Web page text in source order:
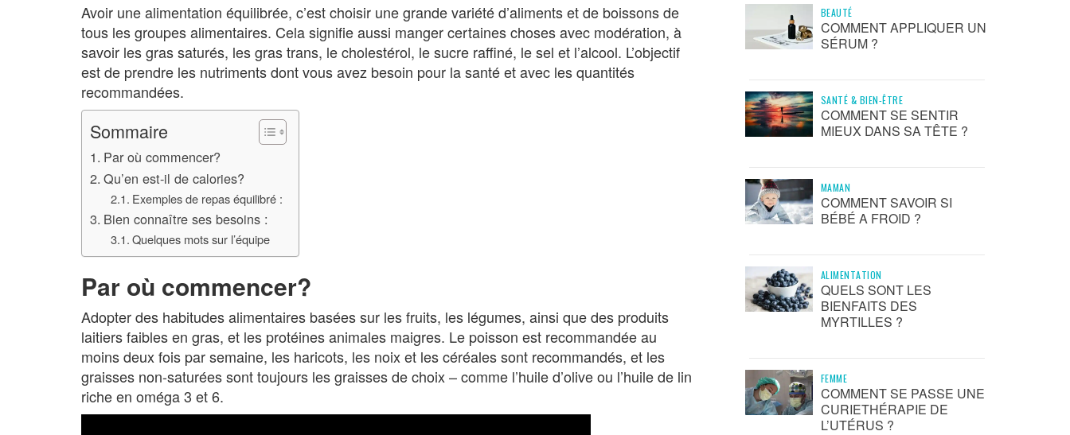
Avoir une alimentation équilibrée, c’est choisir une grande variété d’aliments et de boissons de
tous les groupes alimentaires. Cela signifie aussi manger certaines choses avec modération, à
savoir les gras saturés, les gras trans, le cholestérol, le sucre raffiné, le sel et l’alcool. L’objectif
est de prendre les nutriments dont vous avez besoin pour la santé et avec les quantités
recommandées.
Sommaire
Par où commencer?
Qu’en est-il de calories?
Exemples de repas équilibré :
Bien connaître ses besoins :
Quelques mots sur l’équipe
Par où commencer?
Adopter des habitudes alimentaires basées sur les fruits, les légumes, ainsi que des produits
laitiers faibles en gras, et les protéines animales maigres. Le poisson est recommandée au
moins deux fois par semaine, les haricots, les noix et les céréales sont recommandés, et les
graisses non-saturées sont toujours les graisses de choix – comme l’huile d’olive ou l’huile de lin
riche en oméga 3 et 6.
BEAUTÉ
COMMENT APPLIQUER UN
SÉRUM ?
SANTÉ & BIEN-ÊTRE
COMMENT SE SENTIR
MIEUX DANS SA TÊTE ?
MAMAN
COMMENT SAVOIR SI
BÉBÉ A FROID ?
ALIMENTATION
QUELS SONT LES
BIENFAITS DES
MYRTILLES ?
FEMME
COMMENT SE PASSE UNE
CURIETHÉRAPIE DE
L’UTÉRUS ?